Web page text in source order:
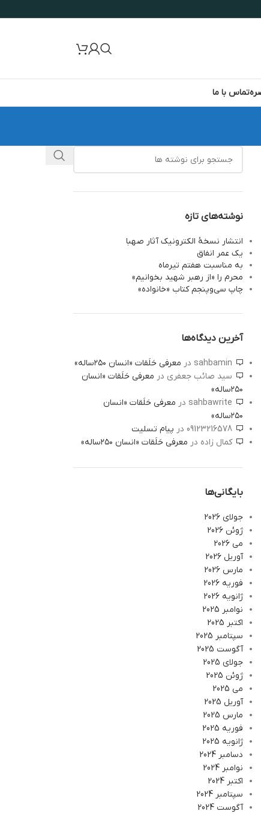
تماس با ما
نوشته‌های تازه
انتشار نسخۀ الکترونیک آثار صهبا
یک عمر انفاق
به مناسبت هفتم تیرماه
محرم را «از رهبر شهید بخوانیم»
چاپ سی‌‌وپنجم کتاب «خانواده»
آخرین دیدگاه‌ها
sahbamin در معرفی حَلَقات «انسان ۲۵۰ساله»
سید صائب جعفری در معرفی حَلَقات «انسان
۲۵۰ساله»
sahbawrite در معرفی حَلَقات «انسان
۲۵۰ساله»
09123216578در پیام تسلیت
کمال زاده در معرفی حَلَقات «انسان ۲۵۰ساله»
بایگانی‌ها
جولای 2026
ژوئن 2026
می 2026
آوریل 2026
مارس 2026
فوریه 2026
ژانویه 2026
نوامبر 2025
اکتبر 2025
سپتامبر 2025
آگوست 2025
جولای 2025
ژوئن 2025
می 2025
آوریل 2025
مارس 2025
فوریه 2025
ژانویه 2025
دسامبر 2024
نوامبر 2024
اکتبر 2024
سپتامبر 2024
آگوست 2024